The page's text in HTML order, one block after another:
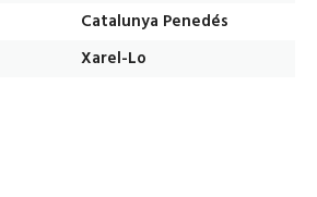
Catalunya Penedés
Xarel-Lo